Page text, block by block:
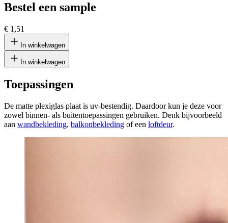
Bestel een sample
€ 1,51
In winkelwagen
In winkelwagen
Toepassingen
De matte plexiglas plaat is uv-bestendig. Daardoor kun je deze voor
zowel binnen- als buitentoepassingen gebruiken. Denk bijvoorbeeld
aan wandbekleding, balkonbekleding of een loftdeur.